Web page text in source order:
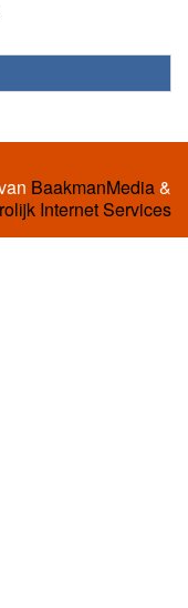
BaakmanMedia&
Internet Services